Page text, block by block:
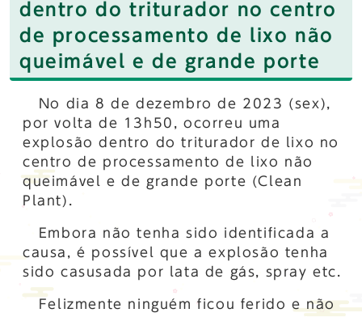
dentro do triturador no centro
de processamento de lixo não
queimável e de grande porte
No dia 8 de dezembro de 2023 (sex),
por volta de 13h50, ocorreu uma
explosão dentro do triturador de lixo no
centro de processamento de lixo não
queimável e de grande porte (Clean
Plant).
Embora não tenha sido identificada a
causa, é possível que a explosão tenha
sido casusada por lata de gás, spray etc.
Felizmente ninguém ficou ferido e não